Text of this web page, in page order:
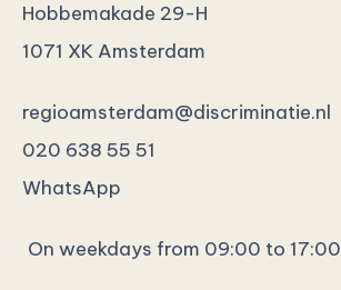
Hobbemakade 29-H
1071 XK Amsterdam
regioamsterdam@discriminatie.nl
020 638 55 51
WhatsApp
On weekdays from 09:00 to 17:00